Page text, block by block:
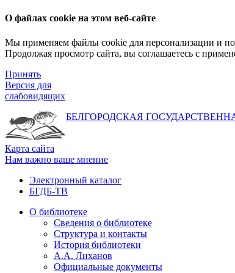
О файлах cookie на этом веб-сайте
Мы применяем файлы cookie для персонализации и
Продолжая просмотр сайта, вы соглашаетесь с
Принять
Версия для
слабовидящих
БЕЛГОРОДСКАЯ
Карта сайта
Нам важно ваше мнение
Электронный каталог
БГДБ-ТВ
О библиотеке
Сведения о библиотеке
Структура и контакты
История библиотеки
А.А. Лиханов
Официальные документы